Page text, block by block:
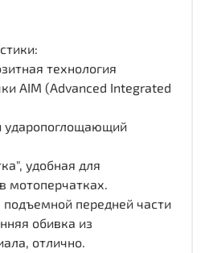
технология
AIM (Advanced Integrated
удобная для
мотоперчатках.
передней части
обивка из
отлично.